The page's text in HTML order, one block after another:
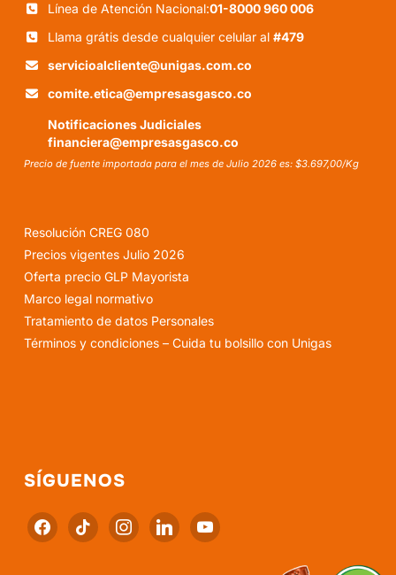
Línea de Atención Nacional:01-8000 960 006
Llama grátis desde cualquier celular al#479
servicioalcliente@unigas.com.co
comite.etica@empresasgasco.co
Notificaciones Judiciales
financiera@empresasgasco.co
Precio de fuente importada para el mes de Julio 2026 es: $3.697,00/Kg
Resolución CREG 080
Precios vigentes Julio 2026
Oferta precio GLP Mayorista
Marco legal normativo
Tratamiento de datos Personales
Términos y condiciones – Cuida tu bolsillo con Unigas
SÍGUENOS
facebooktiktok instagramlinkedinyoutube